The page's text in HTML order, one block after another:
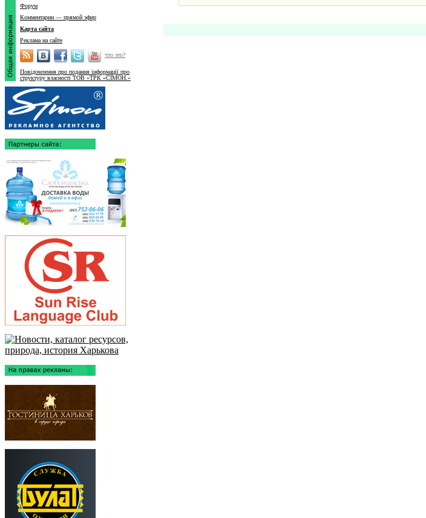
Форум
Комментарии — прямой эфир
Карта сайта
Реклама на сайте
что это?
Повідомлення про подання інформації про
структуру власності ТОВ «ТРК «СІМОН.»